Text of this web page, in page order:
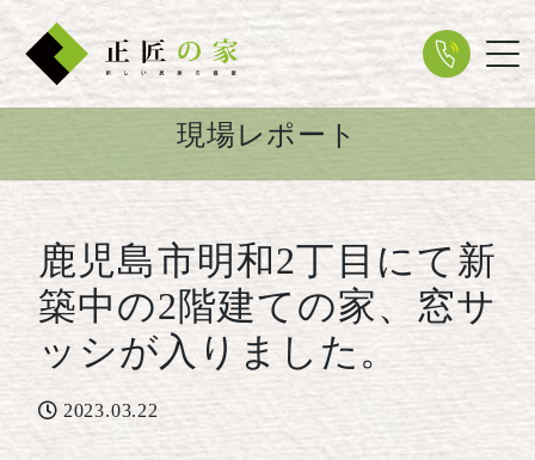
現場レポート
鹿児島市明和2丁目にて新
築中の2階建ての家、窓サ
ッシが入りました。
2023.03.22